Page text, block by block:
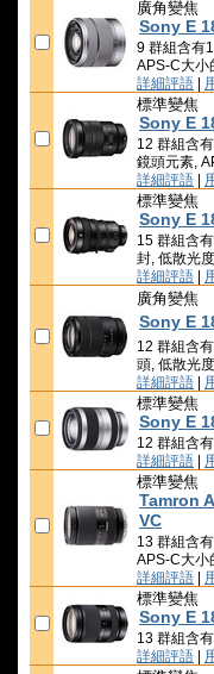
廣角變焦
Sony E
9 群組含有
APS-C大小
詳細評語
標準變焦
Sony E
12 群組含
鏡頭元素,
詳細評語
標準變焦
Sony E
15 群組含
封, 低散光
詳細評語
廣角變焦
Sony E
12 群組含
頭, 低散光
詳細評語
標準變焦
Sony E
12 群組含
詳細評語
標準變焦
Tamron
VC
13 群組含
APS-C大小
詳細評語
標準變焦
Sony E
13 群組含
詳細評語